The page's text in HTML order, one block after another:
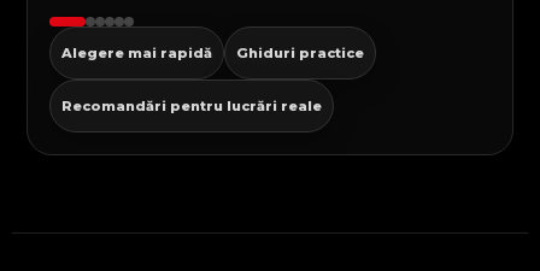
Alegere mai rapidă Ghiduri practice
Recomandări pentru lucrări reale